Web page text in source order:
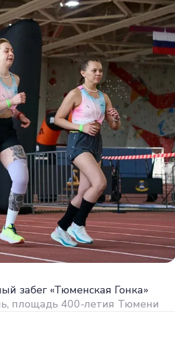
забег «Тюменская Гонка»
площадь 400-летия Тюмени